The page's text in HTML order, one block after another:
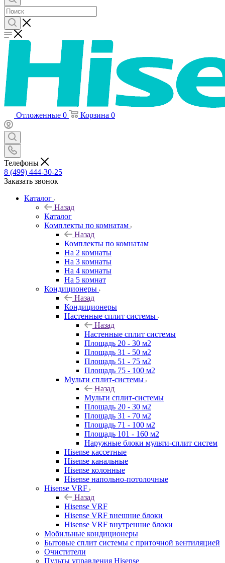
Отложенные 0 Корзина 0
Телефоны
8 (499) 444-30-25
Заказать звонок
Каталог
Назад
Каталог
Комплекты по комнатам
Назад
Комплекты по комнатам
На 2 комнаты
На 3 комнаты
На 4 комнаты
На 5 комнат
Кондиционеры
Назад
Кондиционеры
Настенные сплит системы
Назад
Настенные сплит системы
Площадь 20 - 30 м2
Площадь 31 - 50 м2
Площадь 51 - 75 м2
Площадь 75 - 100 м2
Мульти сплит-системы
Назад
Мульти сплит-системы
Площадь 20 - 30 м2
Площадь 31 - 70 м2
Площадь 71 - 100 м2
Площадь 101 - 160 м2
Наружные блоки мульти-сплит систем
Hisense кассетные
Hisense канальные
Hisense колонные
Hisense напольно-потолочные
Hisense VRF
Назад
Hisense VRF
Hisense VRF внешние блоки
Hisense VRF внутренние блоки
Мобильные кондиционеры
Бытовые сплит системы с приточной вентиляцией
Очистители
Пульты управления Hisense